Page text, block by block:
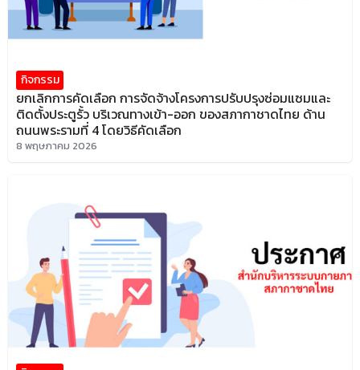
กิจกรรม
ยกเลิกการคัดเลือก การจัดจ้างโครงการปรับปรุงซ่อมแซมและ
ติดตั้งประตูรั้ว บริเวณทางเข้า-ออก ของสภากาชาดไทย ด้าน
ถนนพระรามที่ 4 โดยวิธีคัดเลือก
8 พฤษภาคม 2026